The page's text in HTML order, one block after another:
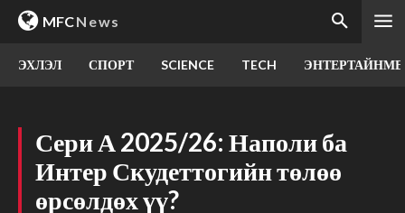
MFCNews
ЭХЛЭЛ СПОРТ SCIENCE TECH
Сери А 2025/26: Наполи ба
Интер Скудеттогийн төлөө
өрсөлдөх үү?